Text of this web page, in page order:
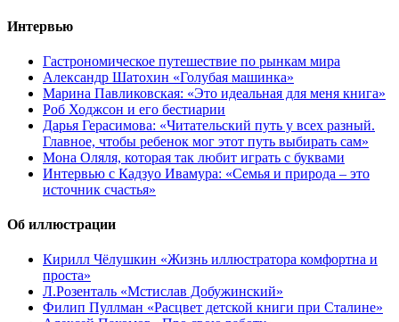
Интервью
Гастрономическое путешествие по рынкам мира
Александр Шатохин «Голубая машинка»
Марина Павликовская: «Это идеальная для меня книга»
Роб Ходжсон и его бестиарии
Дарья Герасимова: «Читательский путь у всех разный.
Главное, чтобы ребенок мог этот путь выбирать сам»
Мона Оляля, которая так любит играть с буквами
Интервью с Кадзуо Ивамура: «Семья и природа – это
источник счастья»
Об иллюстрации
Кирилл Чёлушкин «Жизнь иллюстратора комфортна и
проста»
Л.Розенталь «Мстислав Добужинский»
Филип Пуллман «Расцвет детской книги при Сталине»